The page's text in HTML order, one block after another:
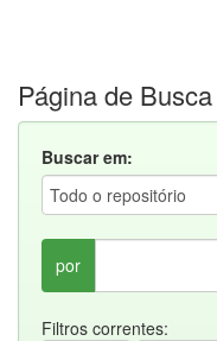
Página de Busca
Buscar em:
por
Filtros correntes: